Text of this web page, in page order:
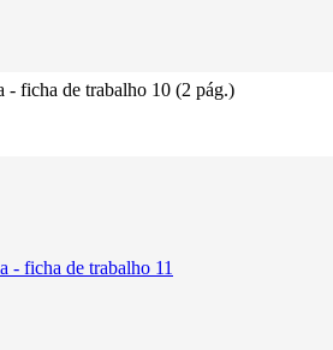
- ficha de trabalho 10 (2 pág.)
- ficha de trabalho 11